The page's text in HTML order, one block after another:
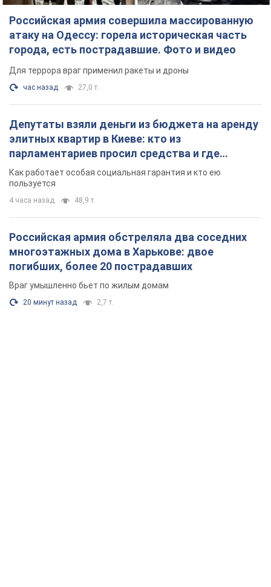
Российская армия совершила массированную
атаку на Одессу: горела историческая часть
города, есть пострадавшие. Фото и видео
Для террора враг применил ракеты и дроны
час назад 27,0 т.
Депутаты взяли деньги из бюджета на аренду
элитных квартир в Киеве: кто из
парламентариев просил средства и где
поселился
Как работает особая социальная гарантия и кто ею
пользуется
4 часа назад 48,9 т.
Российская армия обстреляла два соседних
многоэтажных дома в Харькове: двое
погибших, более 20 пострадавших
Враг умышленно бьет по жилым домам
20 минут назад 2,7 т.